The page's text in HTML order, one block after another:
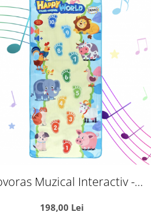
Muzical Interactiv -
198,00 Lei